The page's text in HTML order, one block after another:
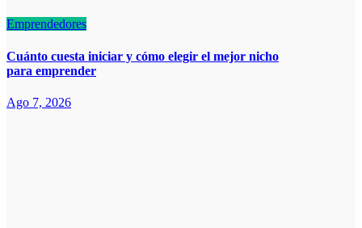
Emprendedores
Cuánto cuesta iniciar y cómo elegir el mejor nicho
para emprender
Ago 7, 2026